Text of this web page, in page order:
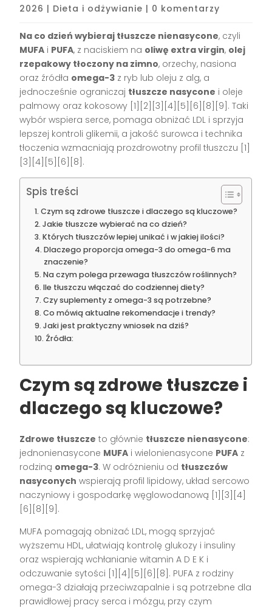
2026 | Dieta i odżywianie | 0 komentarzy
Na co dzień wybieraj tłuszcze nienasycone, czyli
MUFA i PUFA, z naciskiem na oliwę extra virgin, olej
rzepakowy tłoczony na zimno, orzechy, nasiona
oraz źródła omega-3 z ryb lub oleju z alg, a
jednocześnie ograniczaj tłuszcze nasycone i oleje
palmowy oraz kokosowy [1][2][3][4][5][6][8][9]. Taki
wybór wspiera serce, pomaga obniżać LDL i sprzyja
lepszej kontroli glikemii, a jakość surowca i technika
tłoczenia wzmacniają prozdrowotny profil tłuszczu [1]
[3][4][5][6][8].
Spis treści
Czym są zdrowe tłuszcze i dlaczego są kluczowe?
Jakie tłuszcze wybierać na co dzień?
Których tłuszczów lepiej unikać i w jakiej ilości?
Dlaczego proporcja omega-3 do omega-6 ma
znaczenie?
Na czym polega przewaga tłuszczów roślinnych?
Ile tłuszczu włączać do codziennej diety?
Czy suplementy z omega-3 są potrzebne?
Co mówią aktualne rekomendacje i trendy?
Jaki jest praktyczny wniosek na dziś?
Źródła:
Czym są zdrowe tłuszcze i
dlaczego są kluczowe?
Zdrowe tłuszcze to głównie tłuszcze nienasycone:
jednonienasycone MUFA i wielonienasycone PUFA z
rodziną omega-3. W odróżnieniu od tłuszczów
nasyconych wspierają profil lipidowy, układ sercowo
naczyniowy i gospodarkę węglowodanową [1][3][4]
[6][8][9].
MUFA pomagają obniżać LDL, mogą sprzyjać
wyższemu HDL, ułatwiają kontrolę glukozy i insuliny
oraz wspierają wchłanianie witamin A D E K i
odczuwanie sytości [1][4][5][6][8]. PUFA z rodziny
omega-3 działają przeciwzapalnie i są potrzebne dla
prawidłowej pracy serca i mózgu, przy czym